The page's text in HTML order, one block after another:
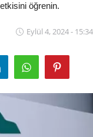
öğrenin.
Eylül 4, 2024 - 15:34